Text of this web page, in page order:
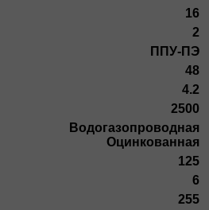
16
2
ППУ-ПЭ
48
4.2
2500
Водогазопроводная
Оцинкованная
125
6
255